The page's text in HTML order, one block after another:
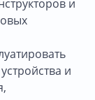
и
и